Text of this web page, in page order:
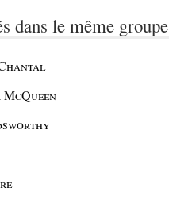
dans le même groupe